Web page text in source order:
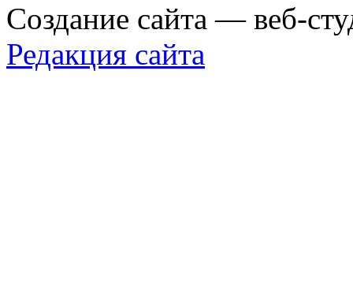
Создание сайта — веб-
Редакция сайта